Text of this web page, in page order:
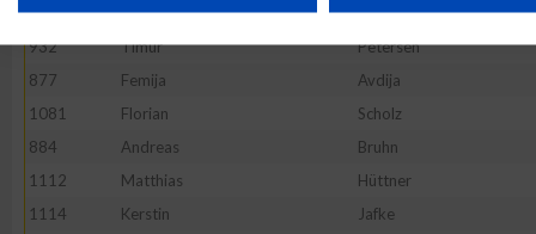
1155
Jan-Patrick Seidel
932
Timur Petersen
877
Femija Avdija
1081
Florian Scholz
884
Andreas Bruhn
1112
Matthias Hüttner
1114
Kerstin Jafke
Verwendung reduzierter Daten zur Auswahl von Werbeanzeigen
Verwendung von Profilen zur Auswahl personalisierter Werbung